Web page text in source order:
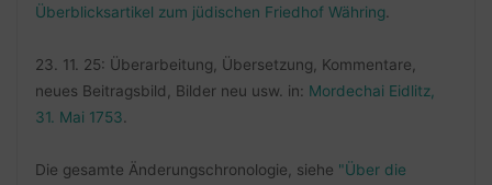
Überblicksartikel zum jüdischen Friedhof Währing
23. 11. 25: Überarbeitung, Übersetzung, Kommentare,
neues Beitragsbild, Bilder neu usw. in: Mordechai Eidlitz,
31. Mai 1753
Die gesamte Änderungschronologie, siehe "Über die